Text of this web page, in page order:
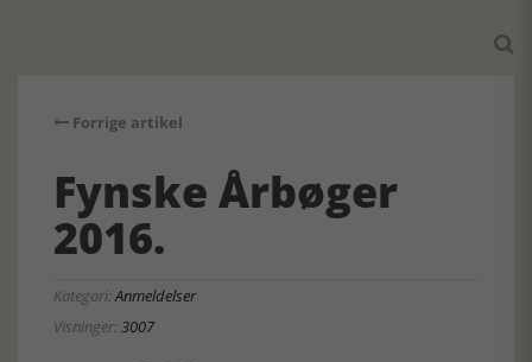

Forrige artikel
Fynske Årbøger
2016.
Kategori:Anmeldelser
Visninger:3007